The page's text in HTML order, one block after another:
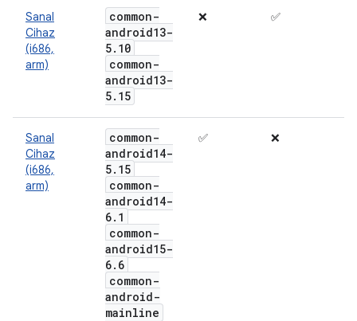
Sanal
Cihaz
(i686,
arm)
common-
android13-
5. 10
common-
android13-
5. 15
❌ ✅
Sanal
Cihaz
(i686,
arm)
common-
android14-
5. 15
common-
android14-
6. 1
common-
android15-
6. 6
common-
android-
mainline
✅ ❌